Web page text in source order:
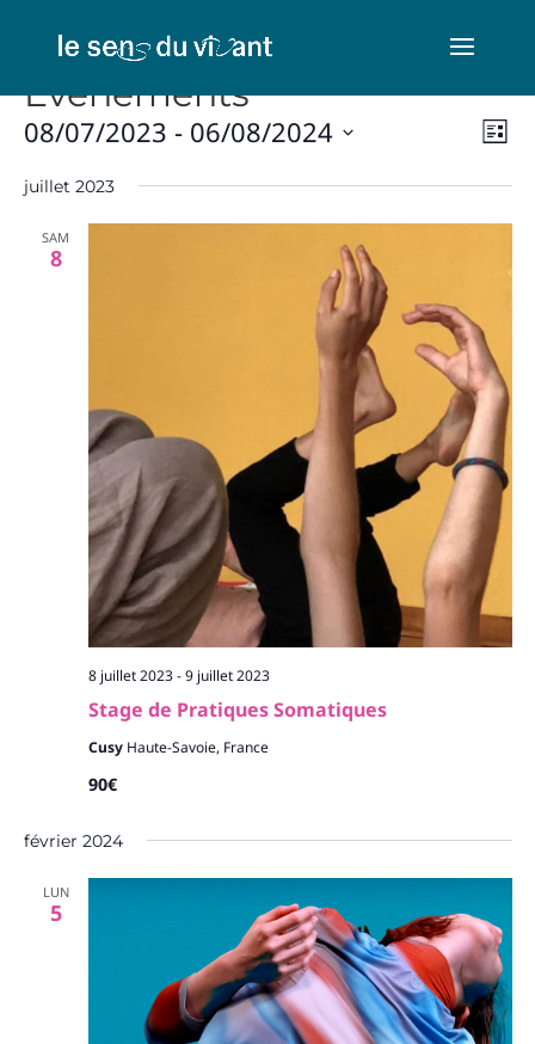
Évènements
de
Liste
08/07/2023 - 06/08/2024
une
juillet 2023
SAM
8
Stage de Pratiques Somatiques
8 juillet 2023-9 juillet 2023
Cusy Haute-Savoie, France
90€
février 2024
LUN
5